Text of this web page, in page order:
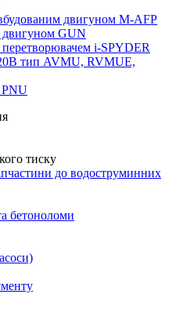
двигуном M-AFP
двигуном GUN
i-SPYDER
тип AVMU, RVMUE,
PNU
тиску
до водоструминних
бетоноломи